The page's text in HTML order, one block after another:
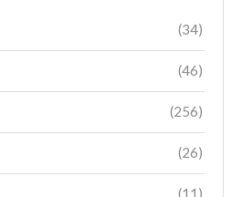
(34)
(46)
(256)
(26)